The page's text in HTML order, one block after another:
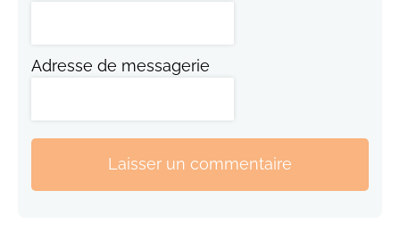
Adresse de messagerie
Laisser un commentaire